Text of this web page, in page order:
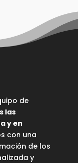
de
las
y en
con una
de los
y